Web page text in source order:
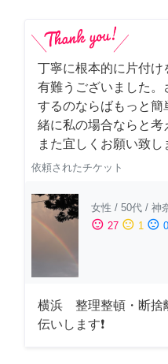
丁寧に根本的に片付け
有難うございました。
するのならばもっと簡
緒に私の場合ならと考
また宜しくお願い致し
依頼されたチケット
女性 / 50代 / 神
sentiment_satisfied 27 sentiment_neutral 1 sentiment_dissatisfied 0
横浜 整理整頓・断捨
伝いします❗